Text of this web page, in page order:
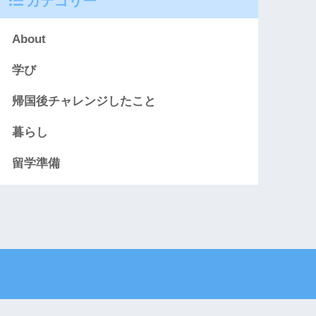
About
学び
帰国後チャレンジしたこと
暮らし
留学準備